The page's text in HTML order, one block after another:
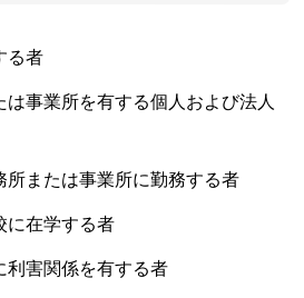
る者
は事業所を有する個人および法人
所または事業所に勤務する者
に在学する者
利害関係を有する者